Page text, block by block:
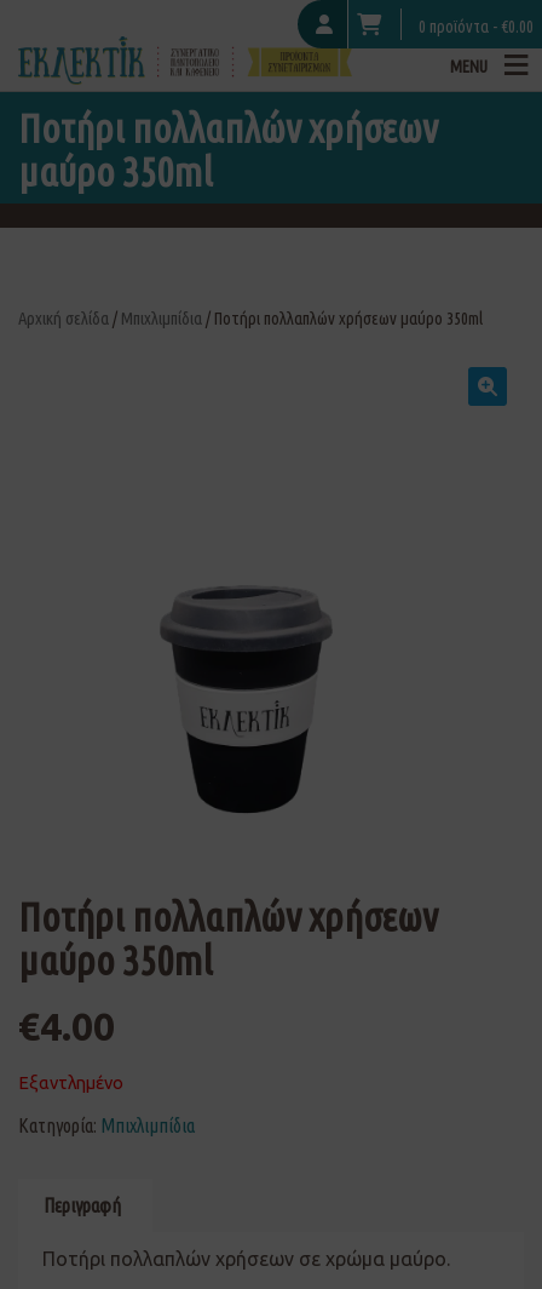
0 προϊόντα - €0.00
MENU
Ποτήρι πολλαπλών χρήσεων
μαύρο 350ml
Αρχική σελίδα / Μπιχλιμπίδια / Ποτήρι πολλαπλών χρήσεων μαύρο 350ml
Ποτήρι πολλαπλών χρήσεων
μαύρο 350ml
€4.00
Εξαντλημένο
Κατηγορία: Μπιχλιμπίδια
Περιγραφή
Ποτήρι πολλαπλών χρήσεων σε χρώμα μαύρο.